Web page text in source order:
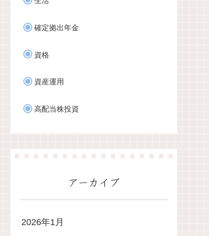
約定基準価額
28,559
24,097
23,936
23,936
確定拠出年金
資格
資産運用
高配当株投資
アーカイブ
2026年1月